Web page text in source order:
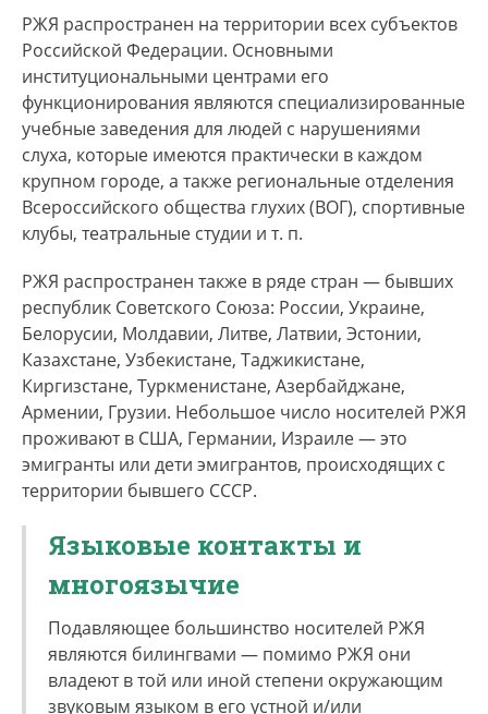
звуковом языке используется неофициальное
название« жесты
РЖЯ распространен на территории всех субъектов
Российской Федерации. Основными
институциональными центрами его
функционирования являются специализированные
учебные заведения для людей с нарушениями
слуха, которые имеются практически в каждом
крупном городе, а также региональные отделения
Всероссийского общества глухих (ВОГ), спортивные
клубы, театральные студии и т. п.
РЖЯ распространен также в ряде стран — бывших
республик Советского Союза: России, Украине,
Белорусии, Молдавии, Литве, Латвии, Эстонии,
Казахстане, Узбекистане, Таджикистане,
Киргизстане, Туркменистане, Азербайджане,
Армении, Грузии. Небольшое число носителей РЖЯ
проживают в США, Германии, Израиле — это
эмигранты или дети эмигрантов, происходящих с
территории бывшего СССР.
Языковые контакты и
многоязычие
Подавляющее большинство носителей РЖЯ
являются билингвами — помимо РЖЯ они
владеют в той или иной степени окружающим
звуковым языком в его устной и/или